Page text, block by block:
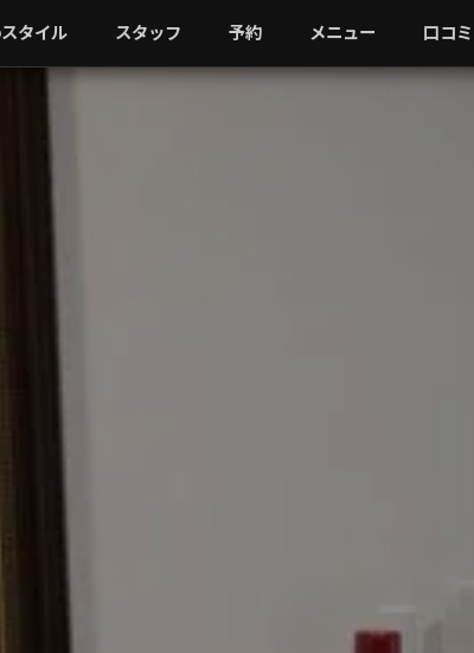
タイル スタッフ 予約 メニュー 口コミ